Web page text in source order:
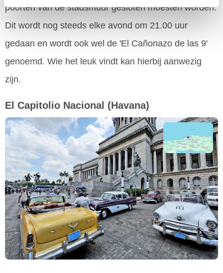
poorten van de stadsmuur gesloten moesten worden.
Dit wordt nog steeds elke avond om 21.00 uur
gedaan en wordt ook wel de 'El Cañonazo de las 9'
genoemd. Wie het leuk vindt kan hierbij aanwezig
zijn.
El Capitolio Nacional (Havana)